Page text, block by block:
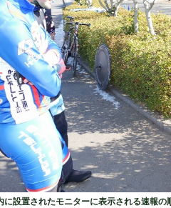
に設置されたモニターに表示される速報の